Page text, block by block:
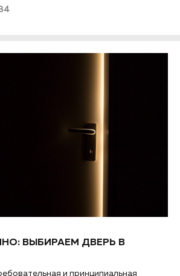
ВЫБИРАЕМ ДВЕРЬ В
и принципиальная